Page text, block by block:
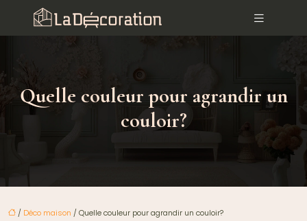
Quelle couleur pour agrandir un
couloir?
/ Déco maison / Quelle couleur pour agrandir un couloir?